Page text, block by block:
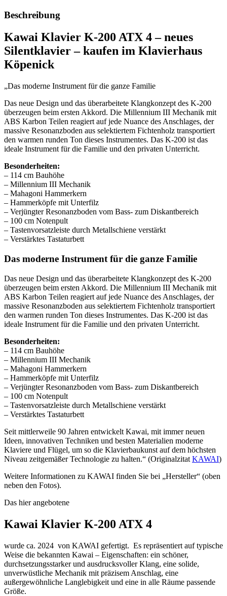
Beschreibung
Kawai Klavier K-200 ATX 4 – neues
Silentklavier – kaufen im Klavierhaus
Köpenick
„Das moderne Instrument für die ganze Familie
Das neue Design und das überarbeitete Klangkonzept des K-200
überzeugen beim ersten Akkord. Die Millennium III Mechanik mit
ABS Karbon Teilen reagiert auf jede Nuance des Anschlages, der
massive Resonanzboden aus selektiertem Fichtenholz transportiert
den warmen runden Ton dieses Instrumentes. Das K-200 ist das
ideale Instrument für die Familie und den privaten Unterricht.
Besonderheiten:
– 114 cm Bauhöhe
– Millennium III Mechanik
– Mahagoni Hammerkern
– Hammerköpfe mit Unterfilz
– Verjüngter Resonanzboden vom Bass- zum Diskantbereich
– 100 cm Notenpult
– Tastenvorsatzleiste durch Metallschiene verstärkt
– Verstärktes Tastaturbett
Das moderne Instrument für die ganze Familie
Das neue Design und das überarbeitete Klangkonzept des K-200
überzeugen beim ersten Akkord. Die Millennium III Mechanik mit
ABS Karbon Teilen reagiert auf jede Nuance des Anschlages, der
massive Resonanzboden aus selektiertem Fichtenholz transportiert
den warmen runden Ton dieses Instrumentes. Das K-200 ist das
ideale Instrument für die Familie und den privaten Unterricht.
Besonderheiten:
– 114 cm Bauhöhe
– Millennium III Mechanik
– Mahagoni Hammerkern
– Hammerköpfe mit Unterfilz
– Verjüngter Resonanzboden vom Bass- zum Diskantbereich
– 100 cm Notenpult
– Tastenvorsatzleiste durch Metallschiene verstärkt
– Verstärktes Tastaturbett
Seit mittlerweile 90 Jahren entwickelt Kawai, mit immer neuen
Ideen, innovativen Techniken und besten Materialien moderne
Klaviere und Flügel, um so die Klavierbaukunst auf dem höchsten
Niveau zeitgemäßer Technologie zu halten.“ (Originalzitat KAWAI)
Weitere Informationen zu KAWAI finden Sie bei „Hersteller“ (oben
neben den Fotos).
Das hier angebotene
Kawai Klavier K-200 ATX 4
wurde ca. 2024 von KAWAI gefertigt. Es repräsentiert auf typische
Weise die bekannten Kawai – Eigenschaften: ein schöner,
durchsetzungsstarker und ausdrucksvoller Klang, eine solide,
unverwüstliche Mechanik mit präzisem Anschlag, eine
außergewöhnliche Langlebigkeit und eine in alle Räume passende
Größe.